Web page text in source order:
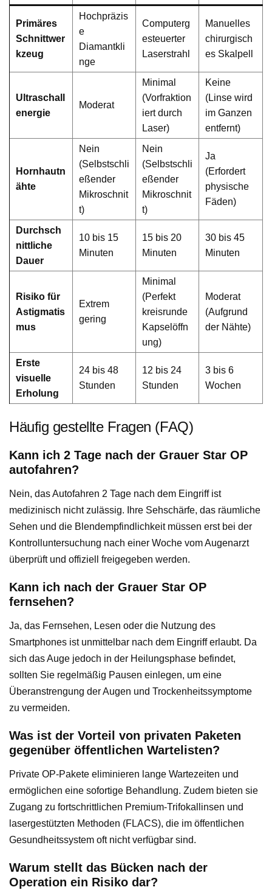
Primäres
Schnittwer
kzeug
Hochpräzis
e
Diamantkli
nge
Computerg
esteuerter
Laserstrahl
Manuelles
chirurgisch
es Skalpell
Ultraschall
energie
Moderat
Minimal
(Vorfraktion
iert durch
Laser)
Keine
(Linse wird
im Ganzen
entfernt)
Hornhautn
ähte
Nein
(Selbstschli
eßender
Mikroschnit
t)
Nein
(Selbstschli
eßender
Mikroschnit
t)
Ja
(Erfordert
physische
Fäden)
Durchsch
nittliche
Dauer
10 bis 15
Minuten
15 bis 20
Minuten
30 bis 45
Minuten
Risiko für
Astigmatis
mus
Extrem
gering
Minimal
(Perfekt
kreisrunde
Kapselöffn
ung)
Moderat
(Aufgrund
der Nähte)
Erste
visuelle
Erholung
24 bis 48
Stunden
12 bis 24
Stunden
3 bis 6
Wochen
Häufig gestellte Fragen (FAQ)
Kann ich 2 Tage nach der Grauer Star OP
autofahren?
Nein, das Autofahren 2 Tage nach dem Eingriff ist
medizinisch nicht zulässig. Ihre Sehschärfe, das räumliche
Sehen und die Blendempfindlichkeit müssen erst bei der
Kontrolluntersuchung nach einer Woche vom Augenarzt
überprüft und offiziell freigegeben werden.
Kann ich nach der Grauer Star OP
fernsehen?
Ja, das Fernsehen, Lesen oder die Nutzung des
Smartphones ist unmittelbar nach dem Eingriff erlaubt. Da
sich das Auge jedoch in der Heilungsphase befindet,
sollten Sie regelmäßig Pausen einlegen, um eine
Überanstrengung der Augen und Trockenheitssymptome
zu vermeiden.
Was ist der Vorteil von privaten Paketen
gegenüber öffentlichen Wartelisten?
Private OP-Pakete eliminieren lange Wartezeiten und
ermöglichen eine sofortige Behandlung. Zudem bieten sie
Zugang zu fortschrittlichen Premium-Trifokallinsen und
lasergestützten Methoden (FLACS), die im öffentlichen
Gesundheitssystem oft nicht verfügbar sind.
Warum stellt das Bücken nach der
Operation ein Risiko dar?